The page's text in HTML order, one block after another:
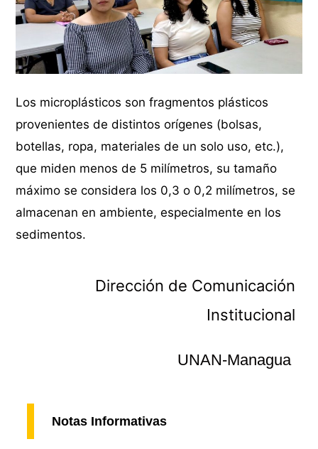
Los microplásticos son fragmentos plásticos
provenientes de distintos orígenes (bolsas,
botellas, ropa, materiales de un solo uso, etc.),
que miden menos de 5 milímetros, su tamaño
máximo se considera los 0,3 o 0,2 milímetros, se
almacenan en ambiente, especialmente en los
sedimentos.
Dirección de Comunicación
Institucional
UNAN-Managua
Notas Informativas